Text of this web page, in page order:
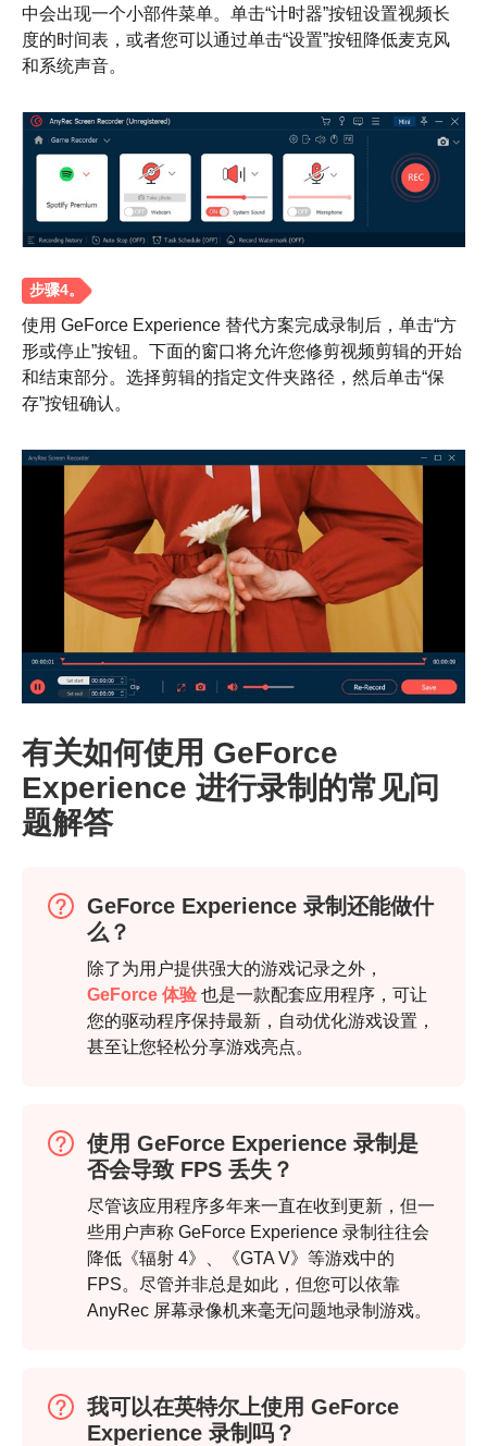
第2步。
中会出现一个小部件菜单。单击“计时器”按钮设置视频长
度的时间表，或者您可以通过单击“设置”按钮降低麦克风
和系统声音。
使用 GeForce Experience 替代方案完成录制后，单击“方
形或停止”按钮。下面的窗口将允许您修剪视频剪辑的开始
和结束部分。选择剪辑的指定文件夹路径，然后单击“保
存”按钮确认。
有关如何使用 GeForce
Experience 进行录制的常见问
题解答
GeForce Experience 录制还能做什
么？
除了为用户提供强大的游戏记录之外，
GeForce 体验 也是一款配套应用程序，可让
您的驱动程序保持最新，自动优化游戏设置，
甚至让您轻松分享游戏亮点。
使用 GeForce Experience 录制是
否会导致 FPS 丢失？
尽管该应用程序多年来一直在收到更新，但一
些用户声称 GeForce Experience 录制往往会
降低《辐射 4》、《GTA V》等游戏中的
FPS。尽管并非总是如此，但您可以依靠
AnyRec 屏幕录像机来毫无问题地录制游戏。
我可以在英特尔上使用 GeForce
Experience 录制吗？